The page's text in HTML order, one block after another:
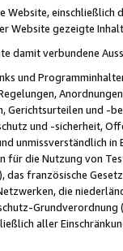
Website gezeigte
damit verbundene
und
und -
und -sicherheit,
unmissverständlich
für die Nutzung von
das französische
die
aller